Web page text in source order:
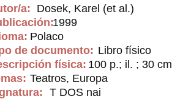
a: Dosek, Karel (et al.)
1999
Polaco
de documento: Libro físico
física: 100 p.; il. ; 30 cm
Teatros, Europa
T DOS nai